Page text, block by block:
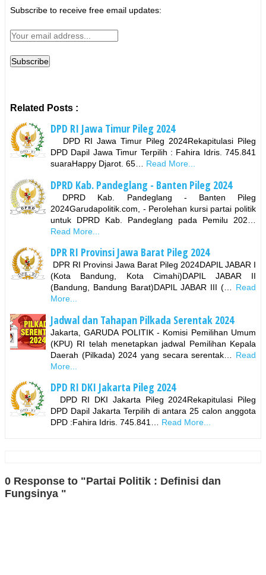
Subscribe to receive free email updates:
Related Posts :
DPD RI Jawa Timur Pileg 2024
DPD RI Jawa Timur Pileg 2024Rekapitulasi Pileg
DPD Dapil Jawa Timur Terpilih : Fahira Idris. 745.841
suaraHappy Djarot. 65…
Read More...
DPRD Kab. Pandeglang - Banten Pileg 2024
DPRD Kab. Pandeglang - Banten Pileg
2024Garudapolitik.com, - Perolehan kursi partai politik
untuk DPRD Kab. Pandeglang pada Pemilu 202…
Read More...
DPR RI Provinsi Jawa Barat Pileg 2024
DPR RI Provinsi Jawa Barat Pileg 2024DAPIL JABAR I
(Kota Bandung, Kota Cimahi)DAPIL JABAR II
(Bandung, Bandung Barat)DAPIL JABAR III (…
Read
More...
Jadwal dan Tahapan Pilkada Serentak 2024
Jakarta, GARUDA POLITIK - Komisi Pemilihan Umum
(KPU) RI telah menetapkan jadwal Pemilihan Kepala
Daerah (Pilkada) 2024 yang secara serentak…
Read
More...
DPD RI DKI Jakarta Pileg 2024
DPD RI DKI Jakarta Pileg 2024Rekapitulasi Pileg
DPD Dapil Jakarta Terpilih di antara 25 calon anggota
DPD :Fahira Idris. 745.841…
Read More...
0 Response to "Partai Politik : Definisi dan
Fungsinya "